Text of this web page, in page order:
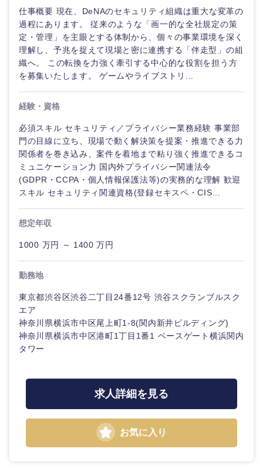
技術職
（IT）、
Webサー
ビス・制
作、ゲー
ム
技術職
（モノづ
金融専門
職
メディカ
ル
不動産専
工管理
その他
メディカル
不動産専門職
建設・施工管理
事務職
その他
WEBサービス
コンサル・シンクタンク
広告・宣伝・印刷
マスメディア
エンターテイメント
法律・特許事務所・監査法人
人材・アウトソーシング
茨城県 栃木県
群馬県 埼玉県
完全週休2日制 社宅・家賃補助有
仕事概要 現在、DeNAのセキュリティ組織は重大な変革の
過程にあります。 従来のような「画一的な全社規定の策
定・管理」を主眼とする体制から、個々の事業環境を深く
理解し、予兆を捉えて現場と密に連携する「伴走型」の組
織へ。 この転換を力強く牽引する中心的な役割を担う方
を募集いたします。 ゲームやライブストリ...
経験・資格
必須スキル セキュリティ／プライバシー業務経験 事業部
門の目線に立ち、現場で動く解決策を提案・推進できる力
関係者を巻き込み、案件を着地まで粘り強く推進できるコ
ミュニケーション力 国内外プライバシー関連法令
(GDPR・CCPA・個人情報保護法等)の実務的な理解 歓迎
スキル セキュリティ関連資格(登録セキスペ・CIS...
想定年収
1000 万円 ～ 1400 万円
勤務地
東京都渋谷区渋谷二丁目24番12号 渋谷スクランブルスク
エア
神奈川県横浜市中区尾上町1-8(関内新井ビルディング)
神奈川県横浜市中区港町1丁目1番1 ベースゲート横浜関内
タワー
求人詳細を見る
お気に入り